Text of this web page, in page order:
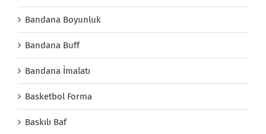
Bandana Boyunluk
Bandana Buff
Bandana İmalatı
Basketbol Forma
Baskılı Baf